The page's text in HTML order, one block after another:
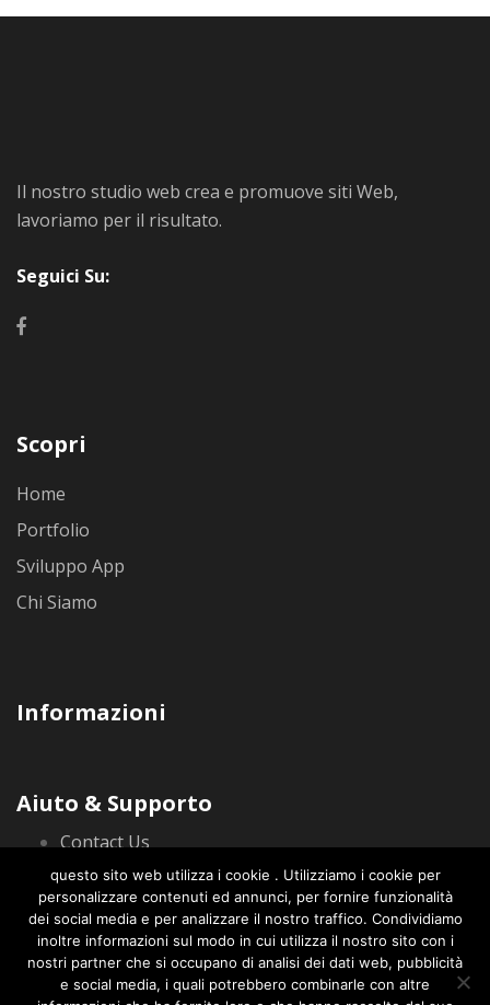
Il nostro studio web crea e promuove siti Web,
lavoriamo per il risultato.
Seguici Su:
Scopri
Home
Portfolio
Sviluppo App
Chi Siamo
Informazioni
Aiuto & Supporto
Contact Us
Privacy Policy
questo sito web utilizza i cookie . Utilizziamo i cookie per
personalizzare contenuti ed annunci, per fornire funzionalità
dei social media e per analizzare il nostro traffico. Condividiamo
inoltre informazioni sul modo in cui utilizza il nostro sito con i
nostri partner che si occupano di analisi dei dati web, pubblicità
e social media, i quali potrebbero combinarle con altre